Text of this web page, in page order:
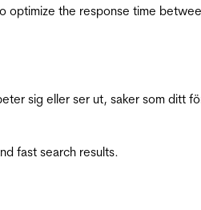
the response time
sig eller ser ut, saker som ditt
fast search results.